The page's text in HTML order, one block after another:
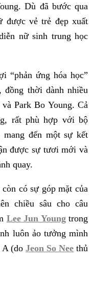
Dù đã bước qua
được vẻ trẻ đẹp xuất
nữ sinh trung học
“phản ứng hóa học”
thời dành nhiều
Park Bo Young. Cả
rất phù hợp với bộ
đến một sự kết
được sự tươi mới và
quay.
có sự góp mặt của
chiều sâu cho câu
Lee Jun Youngtrong
luôn ảo tưởng mình
A (do Jeon So Nee thủ